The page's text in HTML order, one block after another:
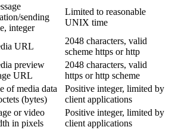
sending
integer
Limited to reasonable
UNIX time
URL
2048 characters, valid
scheme https or http
preview
URL
2048 characters, valid
https or http scheme
of media data
(bytes)
Positive integer, limited by
client applications
or video
in pixels
Positive integer, limited by
client applications